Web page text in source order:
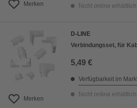
Merken Nicht online erhältlich
Merken
D-LINE
Verbindungsset, für
5,49 €
Verfügbarkeit im
Nicht online erhältlich